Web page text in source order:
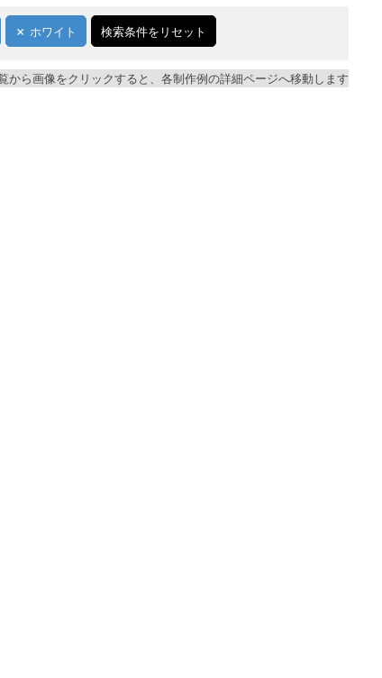
ホワイト 検索条件をリセット
から画像をクリックすると、各制作例の詳細ページへ移動します